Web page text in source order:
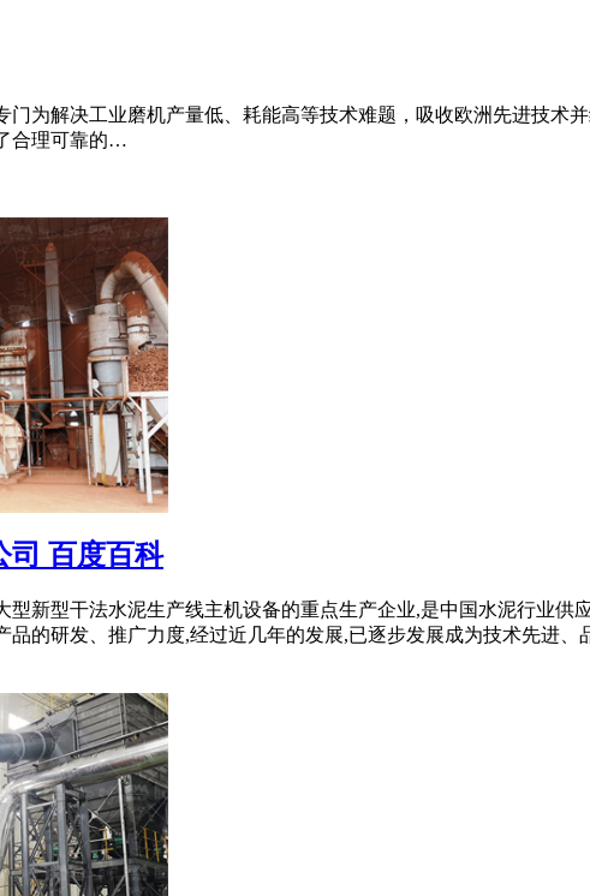
门为解决工业磨机产量低、耗能高等技术难题，吸收欧洲先进技术
合理可靠的…
司 百度百科
型新型干法水泥生产线主机设备的重点生产企业,是中国水泥行业
品的研发、推广力度,经过近几年的发展,已逐步发展成为技术先进、